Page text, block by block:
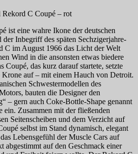
C Coupé – rot
ist eine wahre Ikone der deutschen
Inbegriff des späten Sechzigerjahre-
C im August 1966 das Licht der Welt
Wind in die ansonsten etwas biedere
Coupé, das kurz darauf startete, setzte
Krone auf – mit einem Hauch von Detroit.
Schwestermodellen des
bauten die Designer den
– gern auch Coke-Bottle-Shape genannt
ein. Zusammen mit der fließenden
Seitenscheiben und dem Verzicht auf
selbst im Stand dynamisch, elegant
Lebensgefühl der Muscle Cars auf
abgestimmt auf den Geschmack einer